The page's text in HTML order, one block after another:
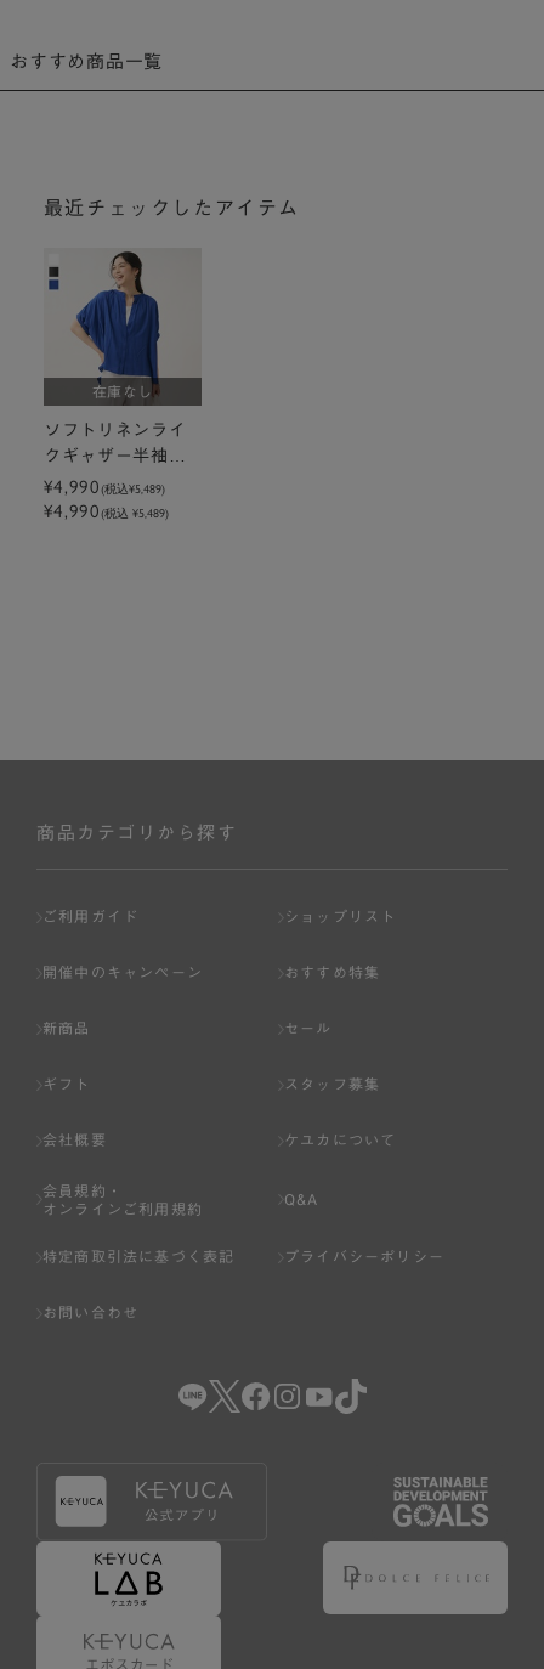
おすすめ商品一覧
最近チェックしたアイテム
在庫なし
ソフトリネンライ
クギャザー半袖シ
ャツ
¥4,990(税込¥5,489)
¥4,990(税込 ¥5,489)
商品カテゴリから探す
ご利用ガイド ショップリスト
開催中のキャンペーン おすすめ特集
新商品 セール
ギフト スタッフ募集
会社概要 ケユカについて
会員規約・
オンラインご利用規約
Q&A
特定商取引法に基づく表記 プライバシーポリシー
お問い合わせ